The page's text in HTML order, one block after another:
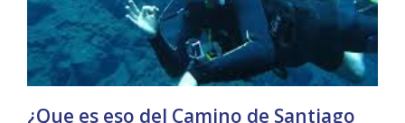
¿Que es eso del Camino de Santiago